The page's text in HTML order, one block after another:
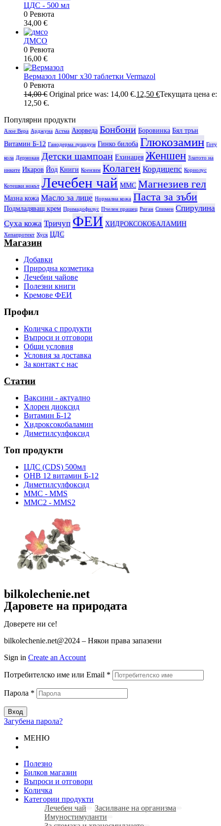
ЦДС - 500 мл
0 Ревюта
34,00 €
ДМСО
0 Ревюта
16,00 €
Вермазол 100мг х30 таблетки Vermazol
0 Ревюта
14,00€ Original price was: 14,00 €.12,50 €Текущата цена е:
12,50 €.
Популярни продукти
Алое Вера Арджуна Астма Аюрведа Бонбони Боровинка Бял трън
Витамин Б-12 Ганодерма луцидум Гинко билоба Глюкозамин Готу
кола Дермокан Детски шампоан Ехинацея Женшен Златото на
инките Икаров Йод Книги Коензим Колаген Кордицепс Кориолус
Котешки нокът Лечебен чай ММС Магнезиев гел
Мазна кожа Масло за лице Нормална кожа Паста за зъби
Подмладяващ крем Примадофилус Пчелен прашец Риган Спимен Спирулина
Суха кожа Тричуп ФЕИ ХИДРОКСОКОБАЛАМИН
Хепапротект Хуск ЦДС
Магазин
Добавки
Природна козметика
Лечебни чайове
Полезни книги
Кремове ФЕИ
Профил
Количка с продукти
Въпроси и отговори
Общи условия
Условия за доставка
За контакт с нас
Статии
Ваксини - актуално
Хлорен диоксид
Витамин Б-12
Хидроксокобаламин
Диметилсулфоксид
Топ продукти
ЦДС (CDS) 500мл
OHB 12 витамин Б-12
Диметилсулфоксид
ММС - MMS
ММС2 - MMS2
bilkolechenie.net
Даровете на природата
Доверете ни се!
bilkolechenie.net@2024 – Някои права запазени
Sign in Create an Account
Потребителско име или Email *
Парола *
Вход
Загубена парола?
МЕНЮ
Полезно
Билков магазин
Въпроси и отговори
Количка
Категории продукти
Лечебен чай
Засилване на организма
Имуностимуланти